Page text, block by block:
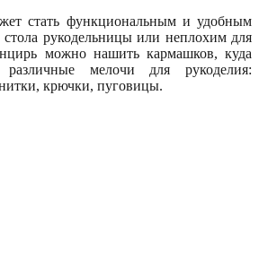
стать функциональным и удобным
рукодельницы или неплохим для
можно нашить кармашков, куда
различные мелочи для рукоделия:
крючки, пуговицы.